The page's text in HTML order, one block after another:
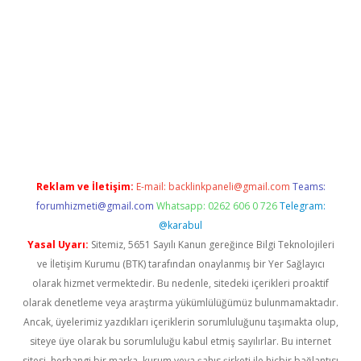
Reklam ve İletişim: E-mail: backlinkpaneli@gmail.com Teams:
forumhizmeti@gmail.com Whatsapp: 0262 606 0 726 Telegram:
@karabul
Yasal Uyarı: Sitemiz, 5651 Sayılı Kanun gereğince Bilgi Teknolojileri
ve İletişim Kurumu (BTK) tarafından onaylanmış bir Yer Sağlayıcı
olarak hizmet vermektedir. Bu nedenle, sitedeki içerikleri proaktif
olarak denetleme veya araştırma yükümlülüğümüz bulunmamaktadır.
Ancak, üyelerimiz yazdıkları içeriklerin sorumluluğunu taşımakta olup,
siteye üye olarak bu sorumluluğu kabul etmiş sayılırlar. Bu internet